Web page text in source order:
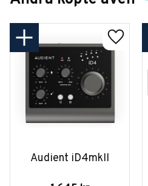
Audient iD4mkII